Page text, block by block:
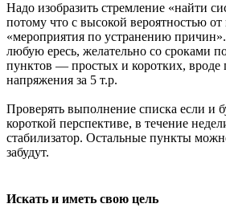
Надо изобразить стремление «найти
потому что с высокой вероятностью от
«мероприятия по устранению
любую ересь, желательно со сроками
пунктов — простых и коротких, вроде
напряжения за 5 т.р.
Проверять выполнение списка если и
короткой перспективе, в течение
стабилизатор. Остальные пункты
забудут.
Искать и иметь свою цель